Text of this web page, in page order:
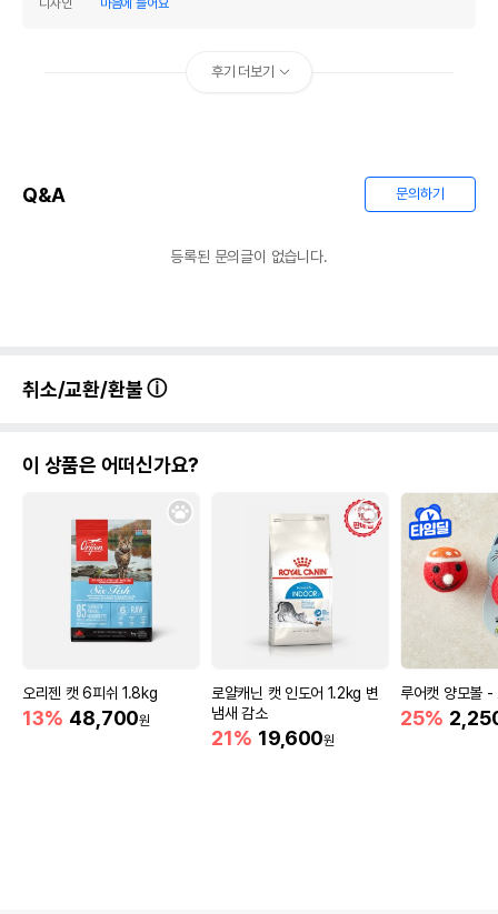
디자인
마음에 들어요
후기 더보기
Q&A 문의하기
등록된 문의글이 없습니다.
취소/교환/환불
이 상품은 어떠신가요?
오리젠 캣 6피쉬 1.8kg
13% 48,700원
로얄캐닌 캣 인도어 1.2kg 변
냄새 감소
21% 19,600원
루어캣 양모볼 -
25%